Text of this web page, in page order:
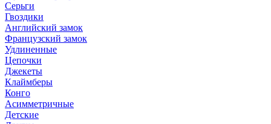
Серьги
Гвоздики
Английский замок
Французский замок
Удлиненные
Цепочки
Джекеты
Клаймберы
Конго
Асимметричные
Детские